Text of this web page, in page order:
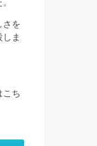
さを
ま
こち